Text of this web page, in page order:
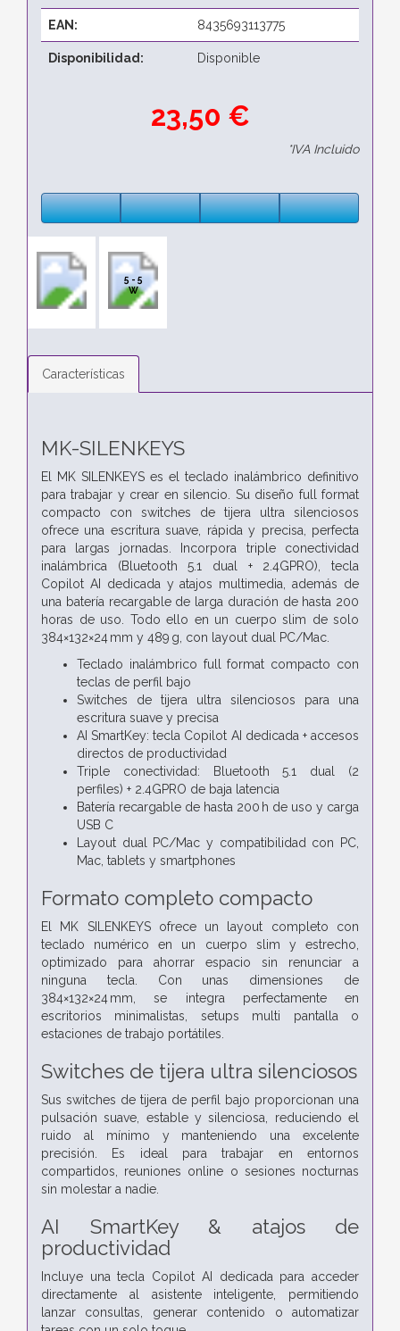
EAN: 8435693113775
Disponibilidad: Disponible
23,50 €
*IVA Incluido
5 - 5
W
Características
MK-SILENKEYS
El MK SILENKEYS es el teclado inalámbrico definitivo
para trabajar y crear en silencio. Su diseño full format
compacto con switches de tijera ultra silenciosos
ofrece una escritura suave, rápida y precisa, perfecta
para largas jornadas. Incorpora triple conectividad
inalámbrica (Bluetooth 5.1 dual + 2.4GPRO), tecla
Copilot AI dedicada y atajos multimedia, además de
una batería recargable de larga duración de hasta 200
horas de uso. Todo ello en un cuerpo slim de solo
384×132×24 mm y 489 g, con layout dual PC/Mac.
Teclado inalámbrico full format compacto con
teclas de perfil bajo
Switches de tijera ultra silenciosos para una
escritura suave y precisa
AI SmartKey: tecla Copilot AI dedicada + accesos
directos de productividad
Triple conectividad: Bluetooth 5.1 dual (2
perfiles) + 2.4GPRO de baja latencia
Batería recargable de hasta 200 h de uso y carga
USB C
Layout dual PC/Mac y compatibilidad con PC,
Mac, tablets y smartphones
Formato completo compacto
El MK SILENKEYS ofrece un layout completo con
teclado numérico en un cuerpo slim y estrecho,
optimizado para ahorrar espacio sin renunciar a
ninguna tecla. Con unas dimensiones de
384×132×24 mm, se integra perfectamente en
escritorios minimalistas, setups multi pantalla o
estaciones de trabajo portátiles.
Switches de tijera ultra silenciosos
Sus switches de tijera de perfil bajo proporcionan una
pulsación suave, estable y silenciosa, reduciendo el
ruido al mínimo y manteniendo una excelente
precisión. Es ideal para trabajar en entornos
compartidos, reuniones online o sesiones nocturnas
sin molestar a nadie.
AI SmartKey & atajos de
productividad
Incluye una tecla Copilot AI dedicada para acceder
directamente al asistente inteligente, permitiendo
lanzar consultas, generar contenido o automatizar